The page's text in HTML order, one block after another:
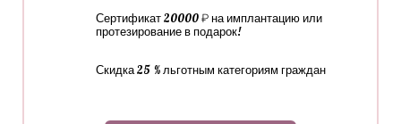
Сертификат 20000 ₽ на имплантацию или
протезирование в подарок!
Скидка 25 % льготным категориям граждан